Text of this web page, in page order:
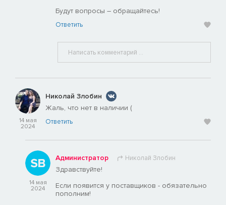
Будут вопросы – обращайтесь!
Ответить
14 мая
2024
Николай Злобин
Жаль, что нет в наличии (
Ответить
14 мая
2024
Администратор Николай Злобин
Здравствуйте!
Если появится у поставщиков - обязательно
пополним!